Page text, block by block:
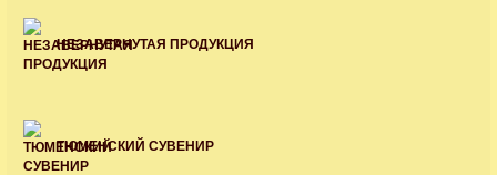
НЕЗАВЕРНУТАЯ ПРОДУКЦИЯ
ТЮМЕНСКИЙ СУВЕНИР